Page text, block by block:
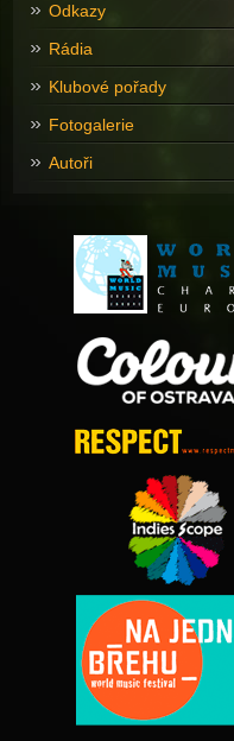
Odkazy
Rádia
Klubové pořady
Fotogalerie
Autoři